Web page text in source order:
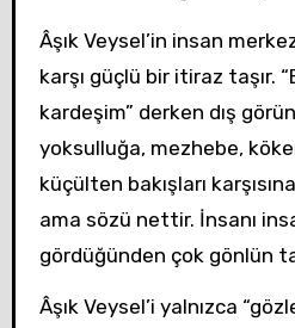
Âşık Veysel’in insan
karşı güçlü bir itiraz taşır.
kardeşim” derken dış
yoksulluğa, mezhebe,
küçülten bakışları
ama sözü nettir. İnsanı
gördüğünden çok gönlün
Âşık Veysel’i yalnızca